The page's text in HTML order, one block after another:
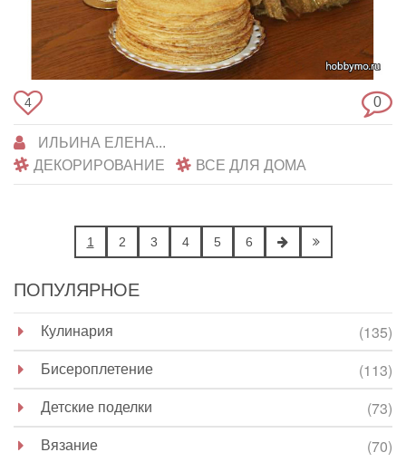
4 0
ИЛЬИНА ЕЛЕНА...
ДЕКОРИРОВАНИЕ
ВСЕ ДЛЯ ДОМА
1 2 3 4 5 6
ПОПУЛЯРНОЕ
Кулинария
(135)
Бисероплетение
(113)
Детские поделки
(73)
Вязание
(70)